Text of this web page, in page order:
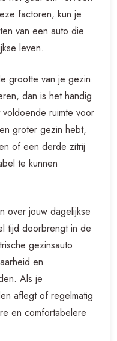
factoren, kun je
van een auto die
leven.
grootte van je gezin.
dan is het handig
ruimte voor
groter gezin hebt,
of een derde zitrij
te kunnen
over jouw dagelijkse
tijd doorbrengt in de
gezinsauto
en
Als je
aflegt of regelmatig
en comfortabelere